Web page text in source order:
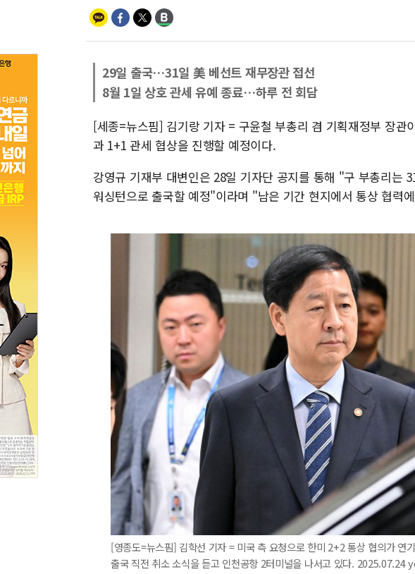
29일 출국…31일 美 베선트 재무장관 접선
8월 1일 상호 관세 유예 종료…하루 전 회담
[세종=뉴스핌] 김기랑 기자 = 구윤철 부총리 겸 기획재정부 장관
과 1+1 관세 협상을 진행할 예정이다.
강영규 기재부 대변인은 28일 기자단 공지를 통해 "구 부총리는
워싱턴으로 출국할 예정"이라며 "남은 기간 현지에서 통상 협력
[영종도=뉴스핌] 김학선 기자 = 미국 측 요청으로 한미 2+2 통상 협의가 연
출국 직전 취소 소식을 듣고 인천공항 2터미널을 나서고 있다.